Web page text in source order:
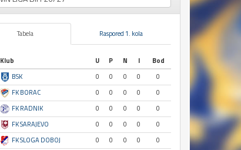
Tabela Raspored 1. kola
Klub U P N I
Bod
BSK 0 0 0 0
0
FK BORAC 0 0 0 0
0
FK RADNIK 0 0 0 0
0
FK SARAJEVO 0 0 0 0
0
FK SLOGA DOBOJ 0 0 0 0
0